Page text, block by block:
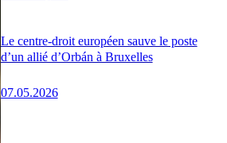
Le centre-droit européen sauve le poste
d’un allié d’Orbán à Bruxelles
07.05.2026